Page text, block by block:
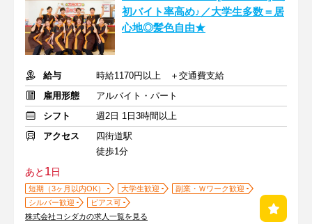
初バイト率高め♪／大学生多数＝居
心地◎髪色自由★
給与
時給1170円以上 ＋交通費支給
雇用形態
アルバイト・パート
シフト
週2日 1日3時間以上
アクセス
四街道駅
徒歩1分
あと 1日
短期（3ヶ月以内OK） 大学生歓迎
副業・Ｗワーク歓迎
シルバー歓迎
ピアス可
株式会社コシダカの求人一覧を見る